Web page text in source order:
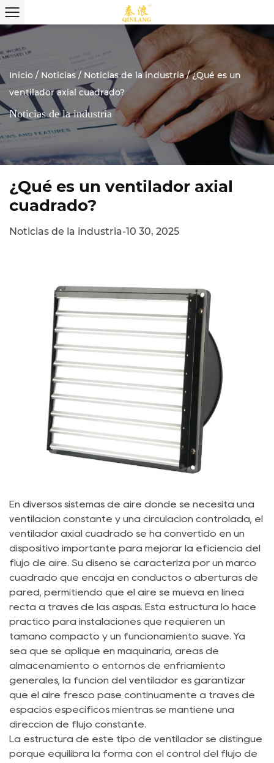
Inicio / Noticias / Noticias de la industria/¿Qué es un
ventilador axial cuadrado?
Noticias de la industria
¿Qué es un ventilador axial
cuadrado?
Noticias de la industria-10 30, 2025
En diversos sistemas de aire donde se necesita una
ventilación constante y una circulación controlada, el
ventilador axial cuadrado se ha convertido en un
dispositivo importante para mejorar la eficiencia del
flujo de aire. Su diseño se caracteriza por un marco
cuadrado que encaja en conductos o aberturas de
pared, permitiendo que el aire se mueva en línea
recta a través de las aspas. Esta estructura lo hace
práctico para instalaciones que requieren un
tamaño compacto y un funcionamiento suave. Ya
sea que se aplique en maquinaria, áreas de
almacenamiento o entornos de enfriamiento
generales, la función del ventilador es garantizar
que el aire fresco pase continuamente a través de
espacios específicos mientras se mantiene una
dirección de flujo constante.
La estructura de este tipo de ventilador se distingue
porque equilibra la forma con el control del flujo de